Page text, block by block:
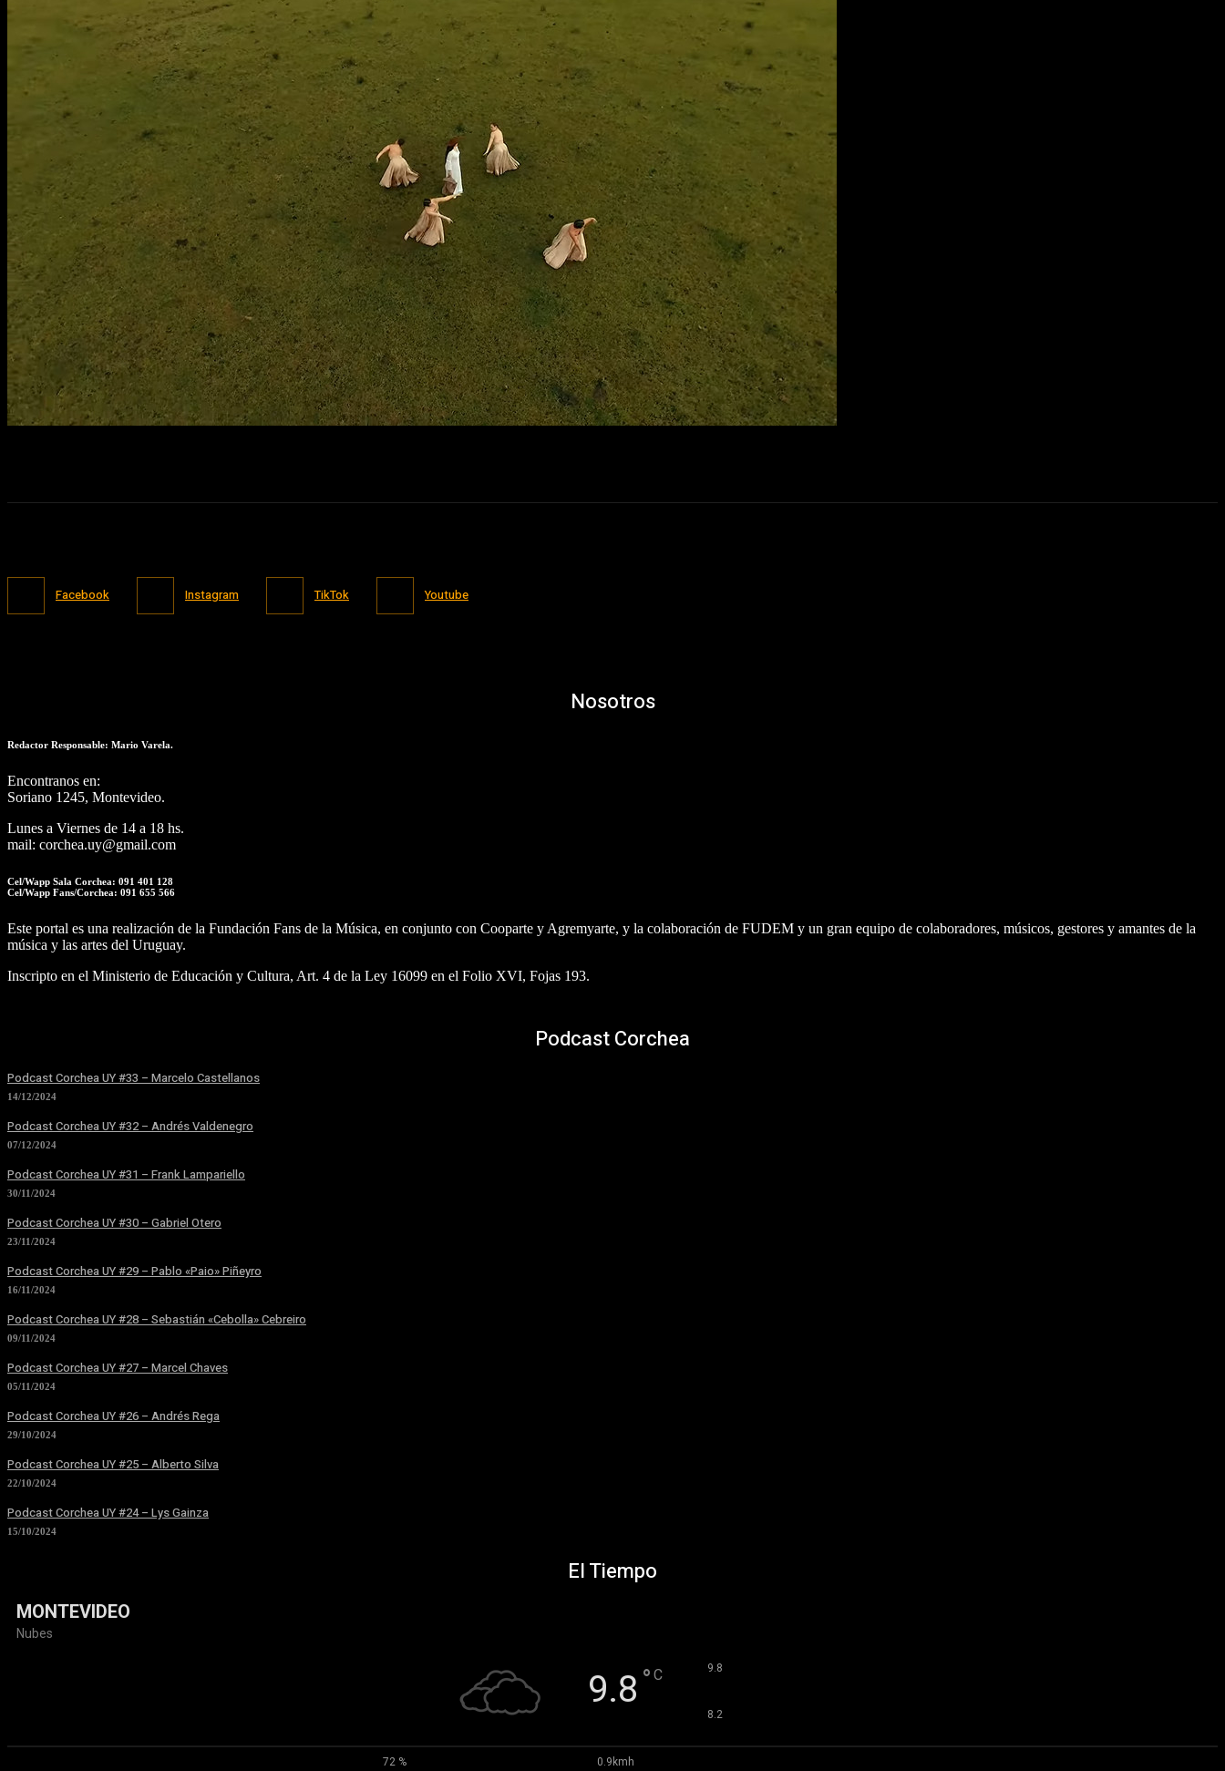
Facebook Instagram TikTok Youtube
Nosotros
Redactor Responsable: Mario Varela.
Encontranos en:
Soriano 1245, Montevideo.
Lunes a Viernes de 14 a 18 hs.
mail: corchea.uy@gmail.com
Cel/Wapp Sala Corchea: 091 401 128
Cel/Wapp Fans/Corchea: 091 655 566
Este portal es una realización de la Fundación Fans de la Música, en conjunto con Cooparte y Agremyarte, y la colaboración de FUDEM y un gran equipo de colaboradores, músicos, gestores y amantes de la
música y las artes del Uruguay.
Inscripto en el Ministerio de Educación y Cultura, Art. 4 de la Ley 16099 en el Folio XVI, Fojas 193.
Podcast Corchea
Podcast Corchea UY #33 – Marcelo Castellanos
14/12/2024
Podcast Corchea UY #32 – Andrés Valdenegro
07/12/2024
Podcast Corchea UY #31 – Frank Lampariello
30/11/2024
Podcast Corchea UY #30 – Gabriel Otero
23/11/2024
Podcast Corchea UY #29 – Pablo «Paio» Piñeyro
16/11/2024
Podcast Corchea UY #28 – Sebastián «Cebolla» Cebreiro
09/11/2024
Podcast Corchea UY #27 – Marcel Chaves
05/11/2024
Podcast Corchea UY #26 – Andrés Rega
29/10/2024
Podcast Corchea UY #25 – Alberto Silva
22/10/2024
Podcast Corchea UY #24 – Lys Gainza
15/10/2024
El Tiempo
MONTEVIDEO
Nubes
9.8 ° C 9.8
8.2
72 %
0.9kmh